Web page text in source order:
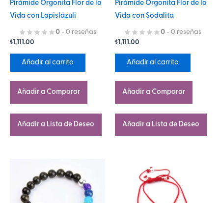
Pirámide Orgonita Flor de la
Vida con Lapislázuli
0 - 0 reseñas
$ 1,111.00
Añadir al carrito
Añadir a Comparar
Añadir a Lista de Deseo
Pirámide Orgonita Flor de la
Vida con Sodalita
0 - 0 reseñas
$ 1,111.00
Añadir al carrito
Añadir a Comparar
Añadir a Lista de Deseo
producto
tiene
producto
tiene